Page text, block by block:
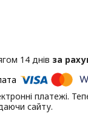
14 днів за
платежі.
сайту.